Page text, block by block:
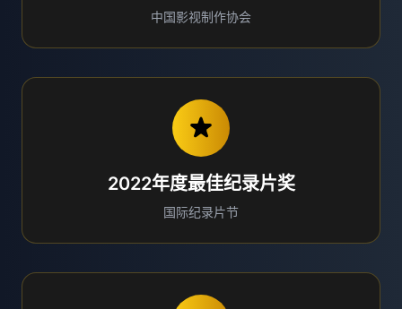
中国影视制作协会
2022年度最佳纪录片奖
国际纪录片节